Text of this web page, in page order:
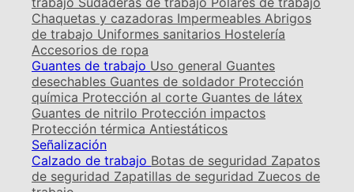
Chaquetas y cazadoras Impermeables Abrigos
de trabajo Uniformes sanitarios Hostelería
Accesorios de ropa
Guantes de trabajo Uso general Guantes
desechables Guantes de soldador Protección
química Protección al corte Guantes de látex
Guantes de nitrilo Protección impactos
Protección térmica Antiestáticos
Señalización
Calzado de trabajo Botas de seguridad Zapatos
de seguridad Zapatillas de seguridad Zuecos de